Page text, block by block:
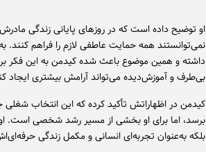
او توضیح داده است که در روزهای پایانی زندگی
نمی‌توانستند همه حمایت عاطفی لازم را فراهم کنند.
داشته و همین موضوع باعث شده کیدمن به این فکر
بی‌طرف و آموزش‌دیده می‌تواند آرامش بیشتری ایجاد
کیدمن در اظهاراتش تأکید کرده که این انتخاب
برسد، اما برای او بخشی از مسیر رشد شخصی است.
بلکه به‌عنوان تجربه‌ای انسانی و مکمل زندگی